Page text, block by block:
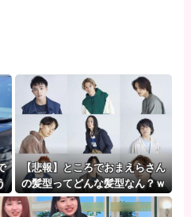
【悲報】ところでおまえらさん
の髪型ってどんな髪型なん？ｗ
ｗｗｗｗｗｗｗｗｗ